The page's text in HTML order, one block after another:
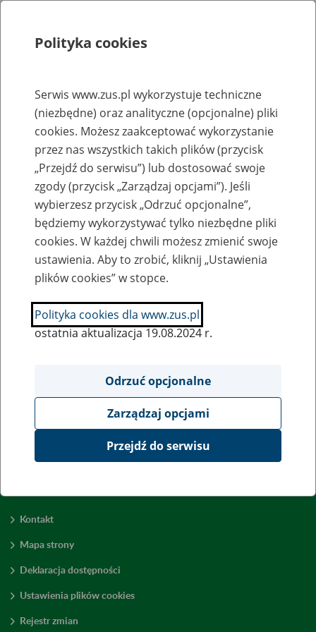
Rejestry, ewidencje i archiwa
Baza zlikwidowanych lub
przekształconych zakładów pracy
Nazwa zakładu pracy:
SZUKAJ
Wyświetl wszystkie
Kontakt
Mapa strony
Deklaracja dostępności
Ustawienia plików cookies
Rejestr zmian
Polityka cookies
Serwis www.zus.pl wykorzystuje techniczne
(niezbędne) oraz analityczne (opcjonalne) pliki
cookies. Możesz zaakceptować wykorzystanie
przez nas wszystkich takich plików (przycisk
„Przejdź do serwisu”) lub dostosować swoje
zgody (przycisk „Zarządzaj opcjami”). Jeśli
wybierzesz przycisk „Odrzuć opcjonalne”,
będziemy wykorzystywać tylko niezbędne pliki
cookies. W każdej chwili możesz zmienić swoje
ustawienia. Aby to zrobić, kliknij „Ustawienia
plików cookies” w stopce.
Polityka cookies dla www.zus.pl
ostatnia aktualizacja 19.08.2024 r.
Odrzuć opcjonalne
Zarządzaj opcjami
Przejdź do serwisu